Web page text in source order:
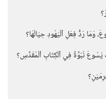
وَمَا رَدُّ فِعْلِ ٱلْيَهُودِ حِيَالَهَا؟‏
يَسُوعَ نُبُوَّةً فِي ٱلْكِتَابِ ٱلْمُقَدَّسِ؟‏